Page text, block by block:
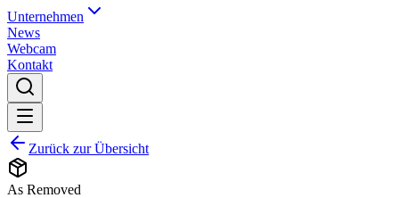
Unternehmen
News
Webcam
Kontakt
Zurück zur Übersicht
As Removed